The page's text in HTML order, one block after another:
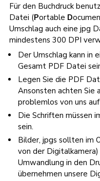
Für den Buchdruck
Datei (Portable D
Umschlag auch eine jpg
mindestens 300 DPI
Der Umschlag kann in
Gesamt PDF Datei
Legen Sie die PDF
Ansonsten achten Sie
problemlos von uns
Die Schriften müssen
sein.
Bilder, jpgs sollten im
von der
Umwandlung in den
übernehmen unsere